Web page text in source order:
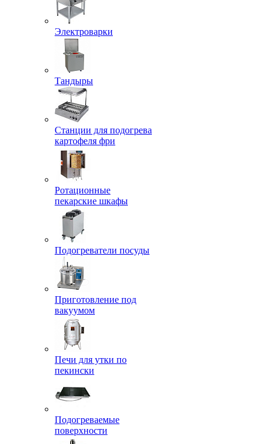
Электроварки
Тандыры
Станции для подогрева
картофеля фри
Ротационные
пекарские шкафы
Подогреватели посуды
Приготовление под
вакуумом
Печи для утки по
пекински
Подогреваемые
поверхности